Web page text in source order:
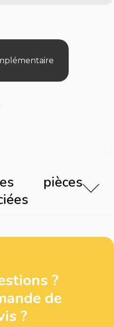
pièces
?
de
?